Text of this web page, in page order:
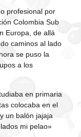
profesional por
Colombia Sub
Europa, de allá
caminos al lado
se puso la
a los
en primaria
colocaba en el
un balón jajaja
mi pelao»